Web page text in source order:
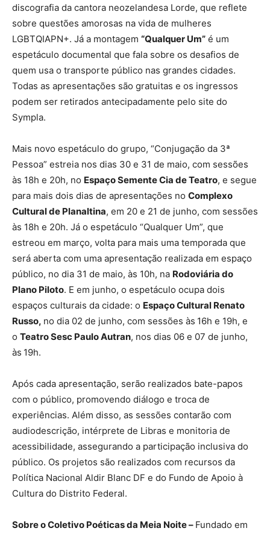
discografia da cantora neozelandesa Lorde, que reflete
sobre questões amorosas na vida de mulheres
LGBTQIAPN+. Já a montagem “Qualquer Um” é um
espetáculo documental que fala sobre os desafios de
quem usa o transporte público nas grandes cidades.
Todas as apresentações são gratuitas e os ingressos
podem ser retirados antecipadamente pelo site do
Sympla.
Mais novo espetáculo do grupo, “Conjugação da 3ª
Pessoa” estreia nos dias 30 e 31 de maio, com sessões
às 18h e 20h, no Espaço Semente Cia de Teatro, e segue
para mais dois dias de apresentações no Complexo
Cultural de Planaltina, em 20 e 21 de junho, com sessões
às 18h e 20h. Já o espetáculo “Qualquer Um”, que
estreou em março, volta para mais uma temporada que
será aberta com uma apresentação realizada em espaço
público, no dia 31 de maio, às 10h, na Rodoviária do
Plano Piloto. E em junho, o espetáculo ocupa dois
espaços culturais da cidade: o Espaço Cultural Renato
Russo, no dia 02 de junho, com sessões às 16h e 19h, e
o Teatro Sesc Paulo Autran, nos dias 06 e 07 de junho,
às 19h.
Após cada apresentação, serão realizados bate-papos
com o público, promovendo diálogo e troca de
experiências. Além disso, as sessões contarão com
audiodescrição, intérprete de Libras e monitoria de
acessibilidade, assegurando a participação inclusiva do
público. Os projetos são realizados com recursos da
Política Nacional Aldir Blanc DF e do Fundo de Apoio à
Cultura do Distrito Federal.
Sobre o Coletivo Poéticas da Meia Noite – Fundado em